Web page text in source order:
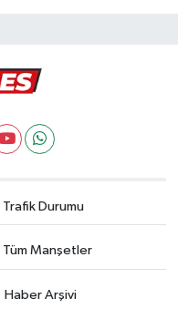
Trafik Durumu
Tüm Manşetler
Haber Arşivi